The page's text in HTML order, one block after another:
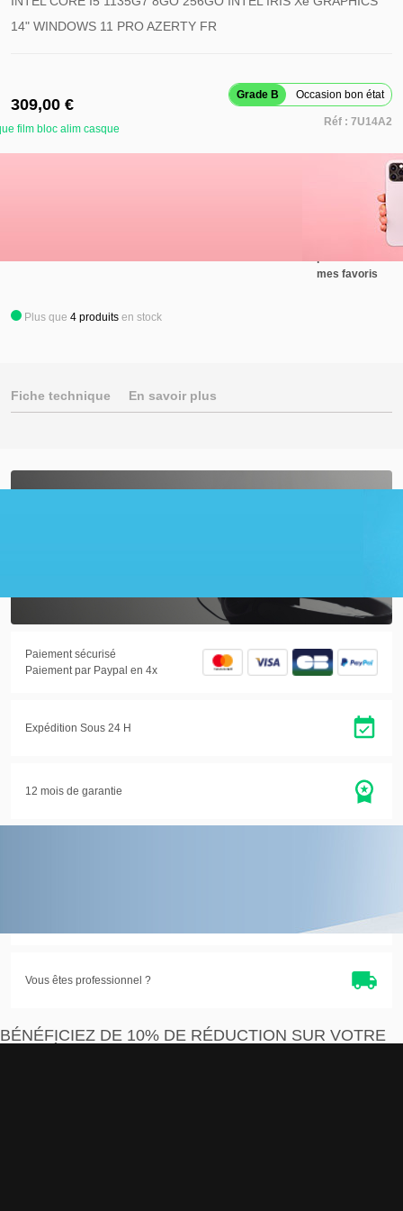
film bloc alim casque
14" WINDOWS 11 PRO AZERTY FR
309,00 €
Grade B Occasion bon état
Réf : 7U14A2
mes favoris
Plus que 4 produits en stock
Fiche technique En savoir plus
Paiement sécurisé
Paiement par Paypal en 4x
Expédition Sous 24 H
12 mois de garantie
Vous êtes professionnel ?
BÉNÉFICIEZ DE 10% DE RÉDUCTION SUR VOTRE